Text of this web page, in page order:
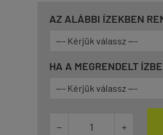
AZ ALÁBBI ÍZEKBEN
HA A MEGRENDELT
 